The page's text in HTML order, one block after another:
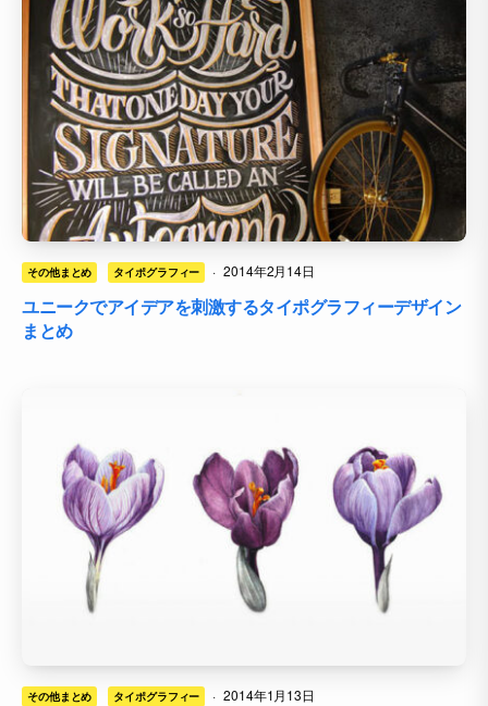
その他まとめ タイポグラフィー · 2014年2月14日
ユニークでアイデアを刺激するタイポグラフィーデザイン
まとめ
その他まとめ タイポグラフィー · 2014年1月13日